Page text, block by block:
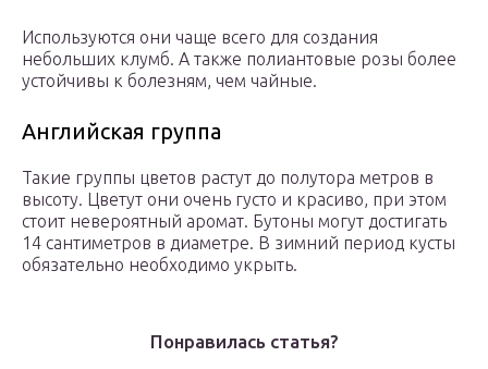
Используются они чаще всего для создания
небольших клумб. А также полиантовые розы более
устойчивы к болезням, чем чайные.
Английская группа
Такие группы цветов растут до полутора метров в
высоту. Цветут они очень густо и красиво, при этом
стоит невероятный аромат. Бутоны могут достигать
14 сантиметров в диаметре. В зимний период кусты
обязательно необходимо укрыть.
Понравилась статья?